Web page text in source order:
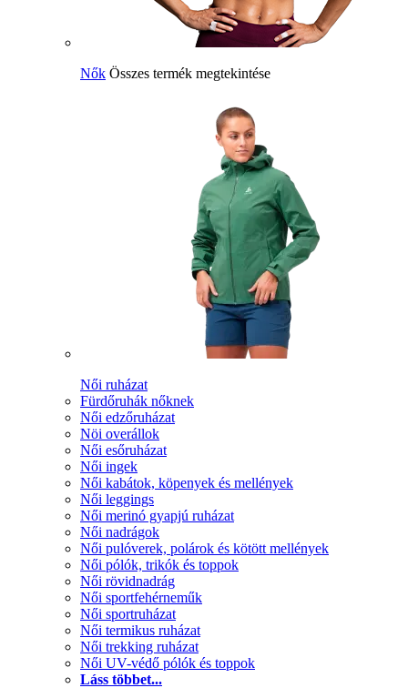
Nők Összes termék megtekintése
Női ruházat
Fürdőruhák nőknek
Női edzőruházat
Nöi overállok
Női esőruházat
Női ingek
Női kabátok, köpenyek és mellények
Női leggings
Női merinó gyapjú ruházat
Női nadrágok
Női pulóverek, polárok és kötött mellények
Női pólók, trikók és toppok
Női rövidnadrág
Női sportfehérneműk
Női sportruházat
Női termikus ruházat
Női trekking ruházat
Női UV-védő pólók és toppok
Láss többet...